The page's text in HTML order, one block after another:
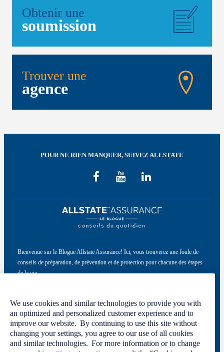
Obtenir une
soumission
Trouver une
agence
POUR NE RIEN MANQUER, SUIVEZ ALLSTATE
Bienvenue sur le Blogue Allstate Assurance! Ici, vous trouverez une foule de
conseils de préparation, de prévention et de protection pour chacune des étapes
de la vie.
informatif seulement. Pour en savoir plus, veuillez consulter notre
politique de
confidentialité et nos conditions d’utilisation
Code de conduite Politique de confidentialité
We use cookies and similar technologies to provide you with
an optimized and personalized customer experience and to
improve our website. By continuing to use this site without
changing your settings, you agree to our use of all cookies
and similar technologies. For more information or to change